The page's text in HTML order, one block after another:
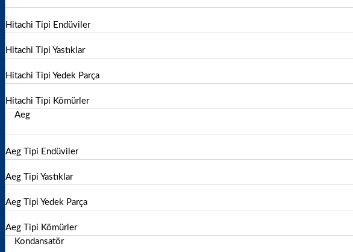
Hitachi Tipi Endüviler
Hitachi Tipi Yastıklar
Hitachi Tipi Yedek Parça
Hitachi Tipi Kömürler
Aeg
Aeg Tipi Endüviler
Aeg Tipi Yastıklar
Aeg Tipi Yedek Parça
Aeg Tipi Kömürler
Kondansatör